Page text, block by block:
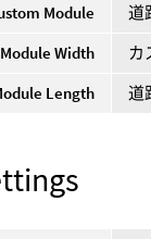
Module
道
Module Width
カ
Length
道